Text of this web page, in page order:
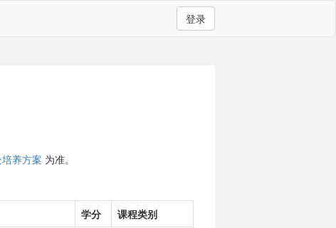
登录
养方案 为准。
学分 课程类别